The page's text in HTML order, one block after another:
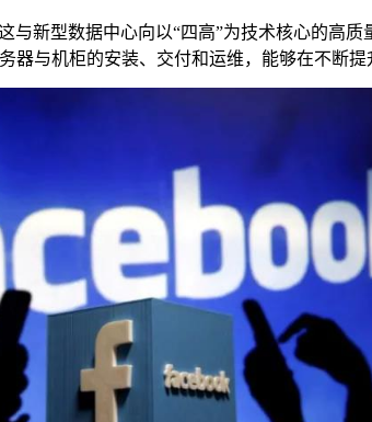
新型数据中心向以“四高”为技术核心的高质
器与机柜的安装、交付和运维，能够在不断提